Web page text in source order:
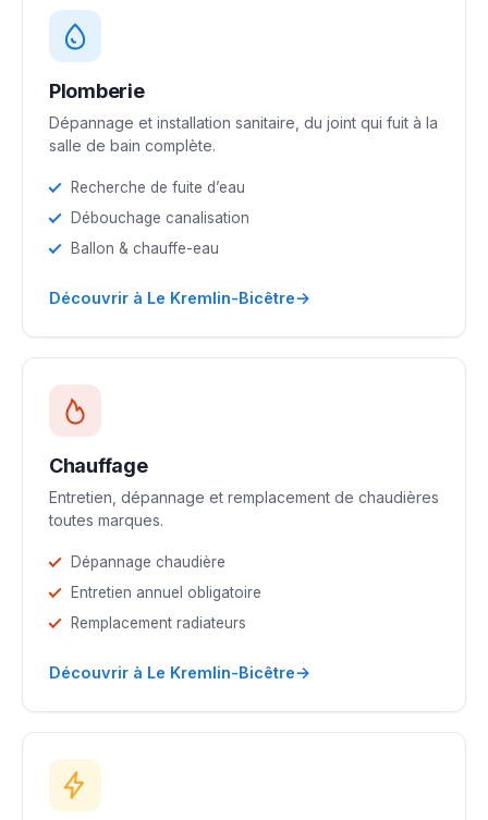
Plomberie
Dépannage et installation sanitaire, du joint qui fuit à la
salle de bain complète.
Recherche de fuite d’eau
Débouchage canalisation
Ballon & chauffe-eau
Découvrir à Le Kremlin-Bicêtre→
Chauffage
Entretien, dépannage et remplacement de chaudières
toutes marques.
Dépannage chaudière
Entretien annuel obligatoire
Remplacement radiateurs
Découvrir à Le Kremlin-Bicêtre→